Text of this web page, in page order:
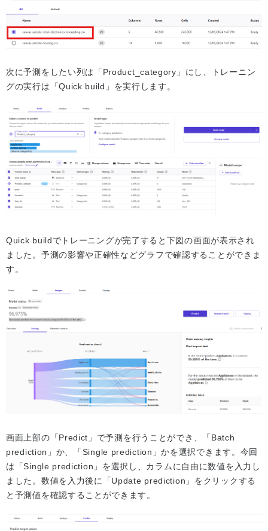
次に予測をしたい列は「Product_category」にし、トレーニン
グの実行は「Quick build」を実行します。
Quick buildでトレーニングが完了すると下図の画面が表示され
ました。予測の影響や正確性などグラフで確認することができま
す。
画面上部の「Predict」で予測を行うことができ、「Batch
prediction」か、「Single prediction」かを選択できます。今回
は「Single prediction」を選択し、カラムに自由に数値を入力し
ました。数値を入力後に「Update prediction」をクリックする
と予測値を確認することができます。